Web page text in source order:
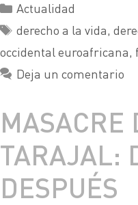
Actualidad
derecho a la vida,
occidental euroafricana,
Deja un comentario
MASACRE
TARAJAL:
DESPUÉS